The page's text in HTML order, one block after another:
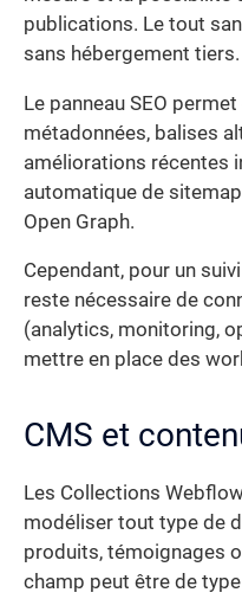
publications. Le tout
sans hébergement tiers.
Le panneau SEO
métadonnées, balises
améliorations récentes
automatique de
Open Graph.
Cependant, pour un
reste nécessaire de
(analytics, monitoring,
mettre en place des
CMS et
Les Collections
modéliser tout type de
produits, témoignages
champ peut être de